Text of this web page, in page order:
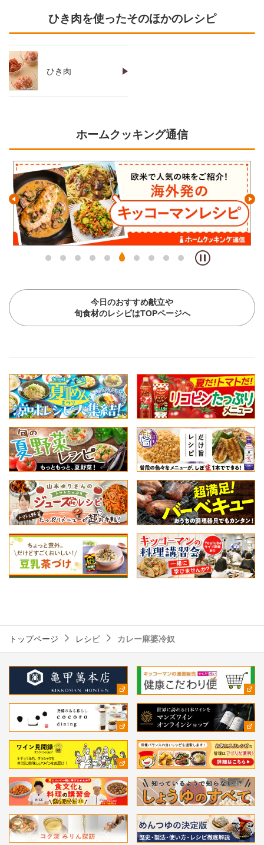
ひき肉を使ったそのほかのレシピ
ひき肉
ホームクッキング通信
今日のおすすめ献立や
旬食材のレシピはTOPページへ
トップページ レシピ カレー麻婆冷奴